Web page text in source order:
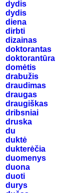
dydis
dydis
diena
dirbti
dizainas
doktorantas
doktorantūra
domėtis
drabužis
draudimas
draugas
draugiškas
dribsniai
druska
du
duktė
dukterėčia
duomenys
duona
duoti
durys